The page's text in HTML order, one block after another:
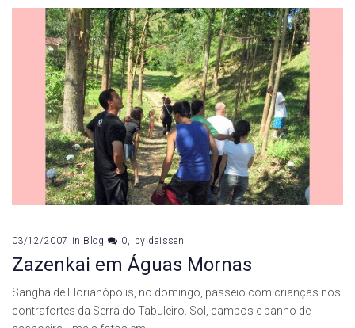
Tag:
Serra
Tabuleiro
03/12/2007 in Blog 0 by daissen
Zazenkai em Águas Mornas
Sangha de Florianópolis, no domingo, passeio com crianças nos
contrafortes da Serra do Tabuleiro. Sol, campos e banho de